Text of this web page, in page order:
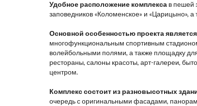
Удобное расположение комплекса в пешей
заповедников «Коломенское» и «Царицыно»,
Основной особенностью проекта
многофункциональным спортивным
волейбольными полями, а также площадку
рестораны, салоны красоты, арт-галереи,
центром.
Комплекс состоит из разновысотных
очередь с оригинальными фасадами,